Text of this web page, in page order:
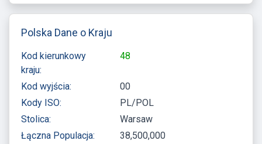
Polska Dane o Kraju
Kod kierunkowy
kraju:
48
Kod wyjścia:
00
Kody ISO:
PL/POL
Stolica:
Warsaw
Łączna Populacja:
38,500,000